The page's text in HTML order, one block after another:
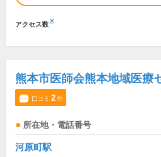
アクセス数※
熊本市医師会熊本地域医療
口コミ 2件
所在地・電話番号
河原町駅